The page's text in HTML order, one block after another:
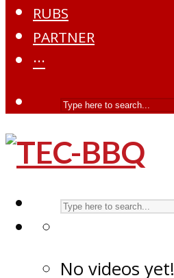
RUBS
PARTNER
···
No videos yet!